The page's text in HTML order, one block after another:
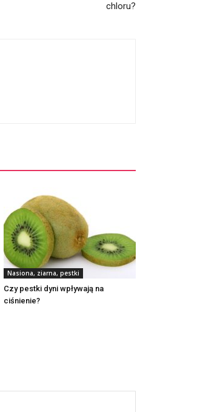
chloru?
Nasiona, ziarna, pestki
Czy pestki dyni wpływają na
ciśnienie?